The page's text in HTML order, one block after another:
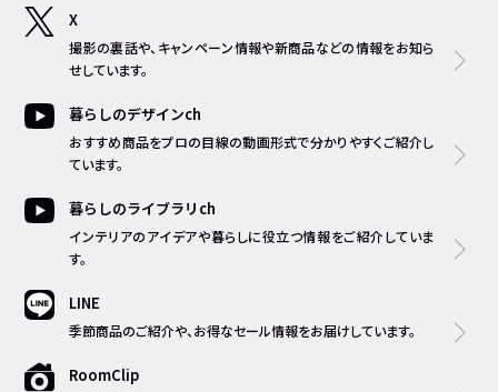
X
撮影の裏話や、キャンペーン情報や新商品などの情報をお知ら
せしています。
暮らしのデザインch
おすすめ商品をプロの目線の動画形式で分かりやすくご紹介し
ています。
暮らしのライブラリch
インテリアのアイデアや暮らしに役立つ情報をご紹介していま
す。
LINE
季節商品のご紹介や、お得なセール情報をお届けしています。
RoomClip